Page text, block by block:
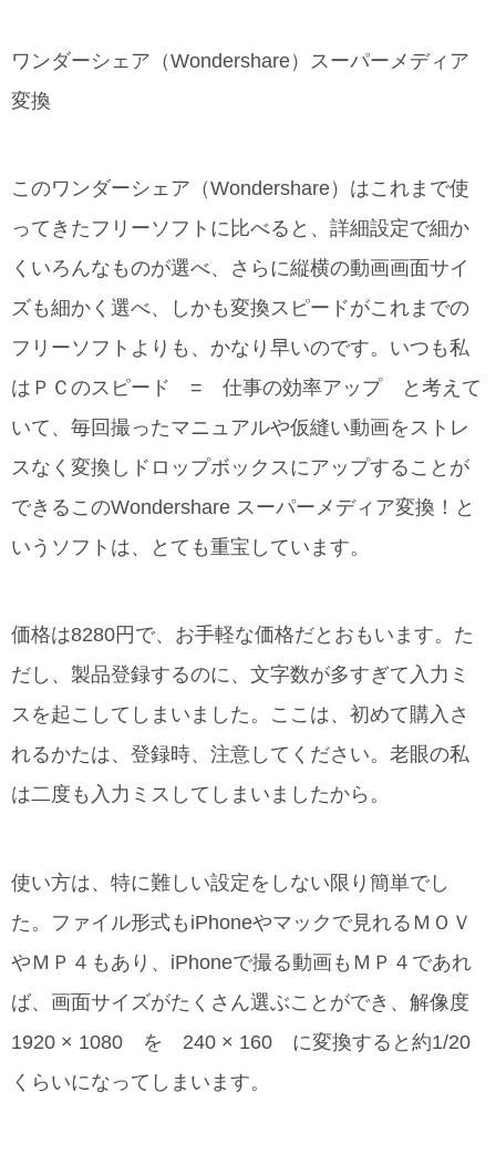
ワンダーシェア（Wondershare）スーパーメディア
変換
このワンダーシェア（Wondershare）はこれまで使
ってきたフリーソフトに比べると、詳細設定で細か
くいろんなものが選べ、さらに縦横の動画画面サイ
ズも細かく選べ、しかも変換スピードがこれまでの
フリーソフトよりも、かなり早いのです。いつも私
はＰＣのスピード = 仕事の効率アップ と考えて
いて、毎回撮ったマニュアルや仮縫い動画をストレ
スなく変換しドロップボックスにアップすることが
できるこのWondershare スーパーメディア変換！と
いうソフトは、とても重宝しています。
価格は8280円で、お手軽な価格だとおもいます。た
だし、製品登録するのに、文字数が多すぎて入力ミ
スを起こしてしまいました。ここは、初めて購入さ
れるかたは、登録時、注意してください。老眼の私
は二度も入力ミスしてしまいましたから。
使い方は、特に難しい設定をしない限り簡単でし
た。ファイル形式もiPhoneやマックで見れるＭＯＶ
やＭＰ４もあり、iPhoneで撮る動画もＭＰ４であれ
ば、画面サイズがたくさん選ぶことができ、解像度
1920 × 1080 を 240 × 160 に変換すると約1/20
くらいになってしまいます。